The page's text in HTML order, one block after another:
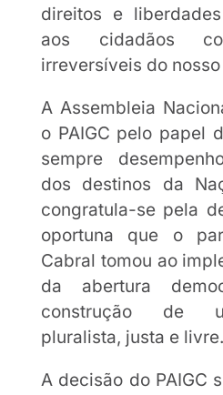
direitos e
aos cidadãos
irreversíveis do
A Assembleia
o PAIGC pelo papel
sempre
dos destinos da
congratula-se pela
oportuna que o
Cabral tomou ao
da abertura
construção de
pluralista, justa e livre.
A decisão do PAIGC